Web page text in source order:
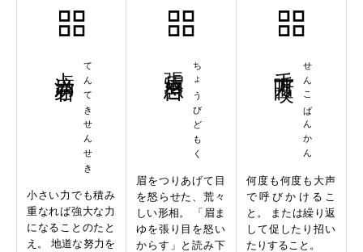
てんてきせんせき
小さい力でも積み
重なれば強大な力
になることのたと
え。 地道な努力を
ちょうびどもく
眉をつりあげて目
を怒らせた、荒々
しい形相。 「眉ま
ゆを張り目を怒い
からす」と読み下
せんこばんかん
何度も何度も大声
で呼びかけるこ
と。 または繰り返
して促したり招い
たりすること。